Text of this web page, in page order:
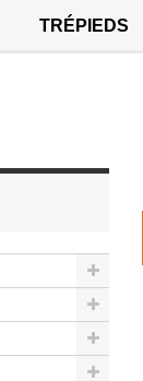
TRÉPIEDS